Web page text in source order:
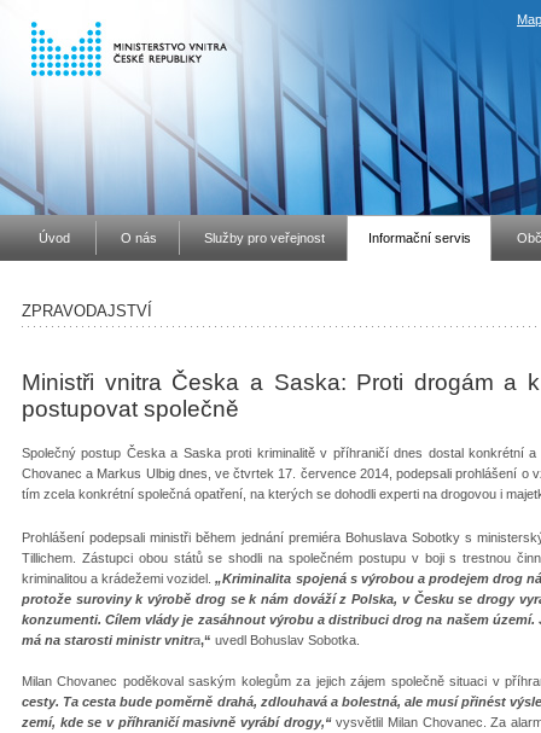
Úvod O nás Služby pro veřejnost Informační servis
ZPRAVODAJSTVÍ
Ministři vnitra Česka a Saska: Proti drogám a
postupovat společně
Společný postup Česka a Saska proti kriminalitě v příhraničí dnes dostal konkrétní
Chovanec a Markus Ulbig dnes, ve čtvrtek 17. července 2014, podepsali prohlášení o
tím zcela konkrétní společná opatření, na kterých se dohodli experti na drogovou i
Prohlášení podepsali ministři během jednání premiéra Bohuslava Sobotky s
Tillichem. Zástupci obou států se shodli na společném postupu v boji s trestnou
kriminalitou a krádežemi vozidel.„Kriminalita spojená s výrobou a prodejem drog
protože suroviny k výrobě drog se k nám dováží z Polska, v Česku se drogy
konzumenti. Cílem vlády je zasáhnout výrobu a distribuci drog na našem
má na starosti ministr vnitra,“ uvedl Bohuslav Sobotka.
Milan Chovanec poděkoval saským kolegům za jejich zájem společně situaci v
cesty. Ta cesta bude poměrně drahá, zdlouhavá a bolestná, ale musí přinést
zemí, kde se v příhraničí masivně vyrábí drogy,“vysvětlil Milan Chovanec. Za